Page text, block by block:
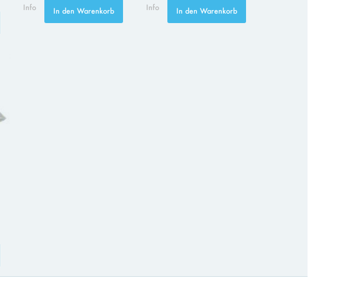
Info In den Warenkorb Info In den Warenkorb